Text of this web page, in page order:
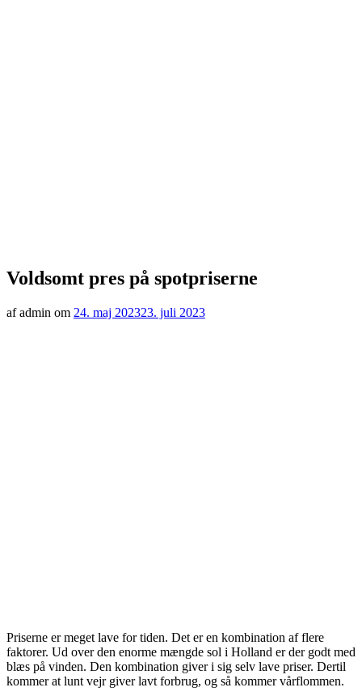
Voldsomt pres på spotpriserne
af admin om 24. maj 202323. juli 2023
Priserne er meget lave for tiden. Det er en kombination af flere
faktorer. Ud over den enorme mængde sol i Holland er der godt med
blæs på vinden. Den kombination giver i sig selv lave priser. Dertil
kommer at lunt vejr giver lavt forbrug, og så kommer vårflommen.